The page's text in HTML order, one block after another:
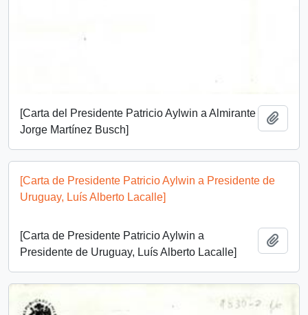
[Carta del Presidente Patricio Aylwin a Almirante
Jorge Martínez Busch]
[Carta de Presidente Patricio Aylwin a Presidente de
Uruguay, Luís Alberto Lacalle]
[Carta de Presidente Patricio Aylwin a
Presidente de Uruguay, Luís Alberto Lacalle]